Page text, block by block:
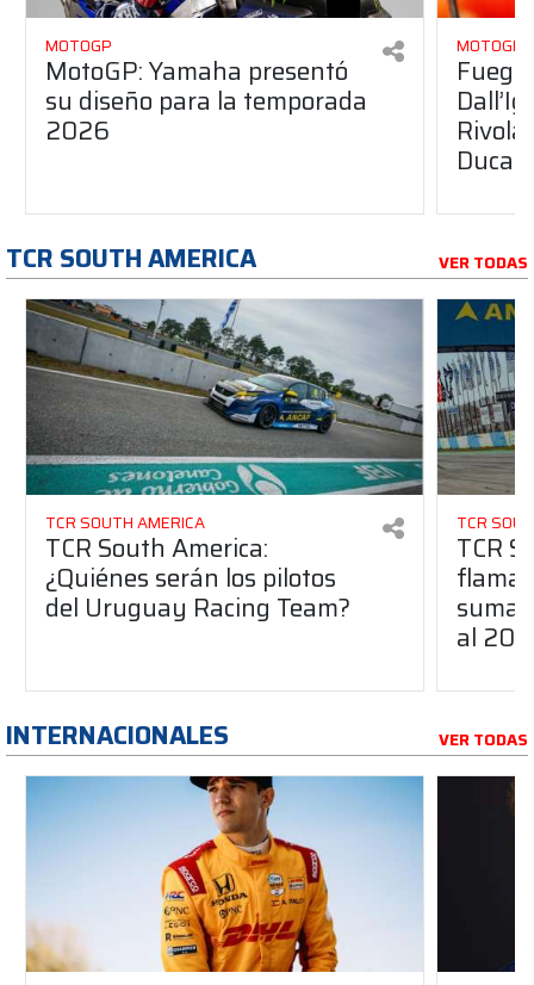
MOTOGP
MotoGP: Yamaha presentó
su diseño para la temporada
2026
MOTOGP
Ducati
TCR SOUTH AMERICA VER TODAS
TCR SOUTH AMERICA
TCR South America:
¿Quiénes serán los pilotos
del Uruguay Racing Team?
TCR
TCR
suma
al
INTERNACIONALES VER TODAS